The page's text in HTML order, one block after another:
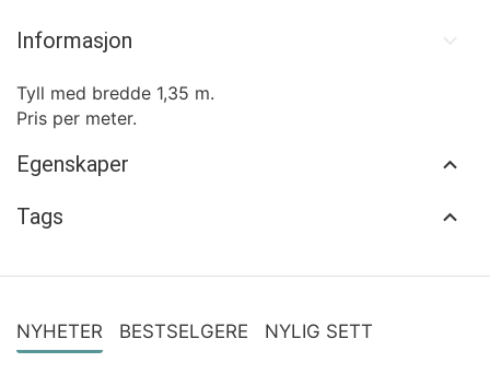
Informasjon
Tyll med bredde 1,35 m.
Pris per meter.
Egenskaper
Tags
NYHETER BESTSELGERE NYLIG SETT